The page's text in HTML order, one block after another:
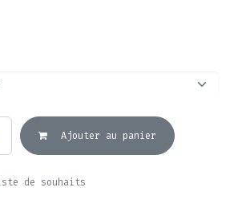
Ajouter au panier
de souhaits